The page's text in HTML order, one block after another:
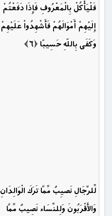
فَلْيَأْكُلْ بِالْمَعْرُوفِ فَإِذَا دَفَعْتُمْ
إِلَيْهِمْ أَمْوَالَهُمْ فَأَشْهِدُواْ عَلَيْهِمْ
وَكَفَى بِاللّهِ حَسِيبًا ﴿۶﴾
لِّلرِّجَالِ نَصيِبٌ مِّمَّا تَرَكَ الْوَالِدَانِ
وَالأَقْرَبُونَ وَلِلنِّسَاء نَصِيبٌ مِّمَّا